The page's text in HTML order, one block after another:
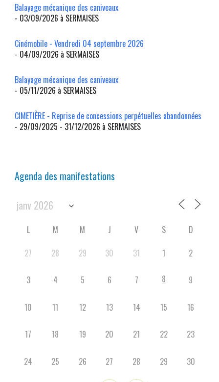
Balayage mécanique des caniveaux
- 03/09/2026 à SERMAISES
Cinémobile - Vendredi 04 septembre 2026
- 04/09/2026 à SERMAISES
Balayage mécanique des caniveaux
- 05/11/2026 à SERMAISES
CIMETIÈRE - Reprise de concessions perpétuelles abandonnées
- 29/09/2025 - 31/12/2026 à SERMAISES
Agenda des manifestations
L M M J V S
D
27
28 29 30 31 1 2
3 4 5 6 7 8 9
10 11 12 13 14 15 16
17 18 19 20 21 22 23
24 25 26 27 28 29 30